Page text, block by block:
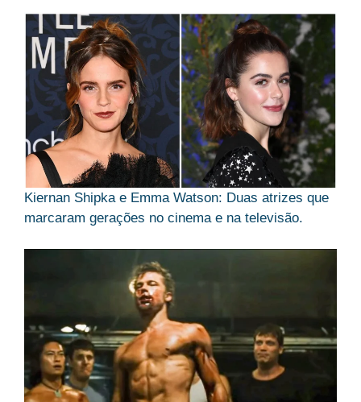
Kiernan Shipka e Emma Watson: Duas atrizes que
marcaram gerações no cinema e na televisão.